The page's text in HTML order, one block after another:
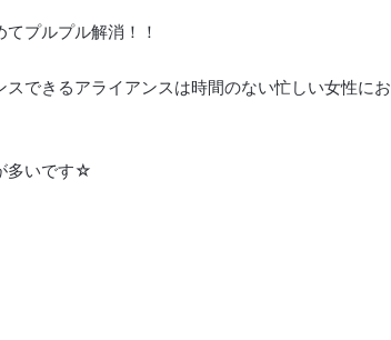
プルプル解消！！
できるアライアンスは時間のない忙しい女性にお
多いです☆